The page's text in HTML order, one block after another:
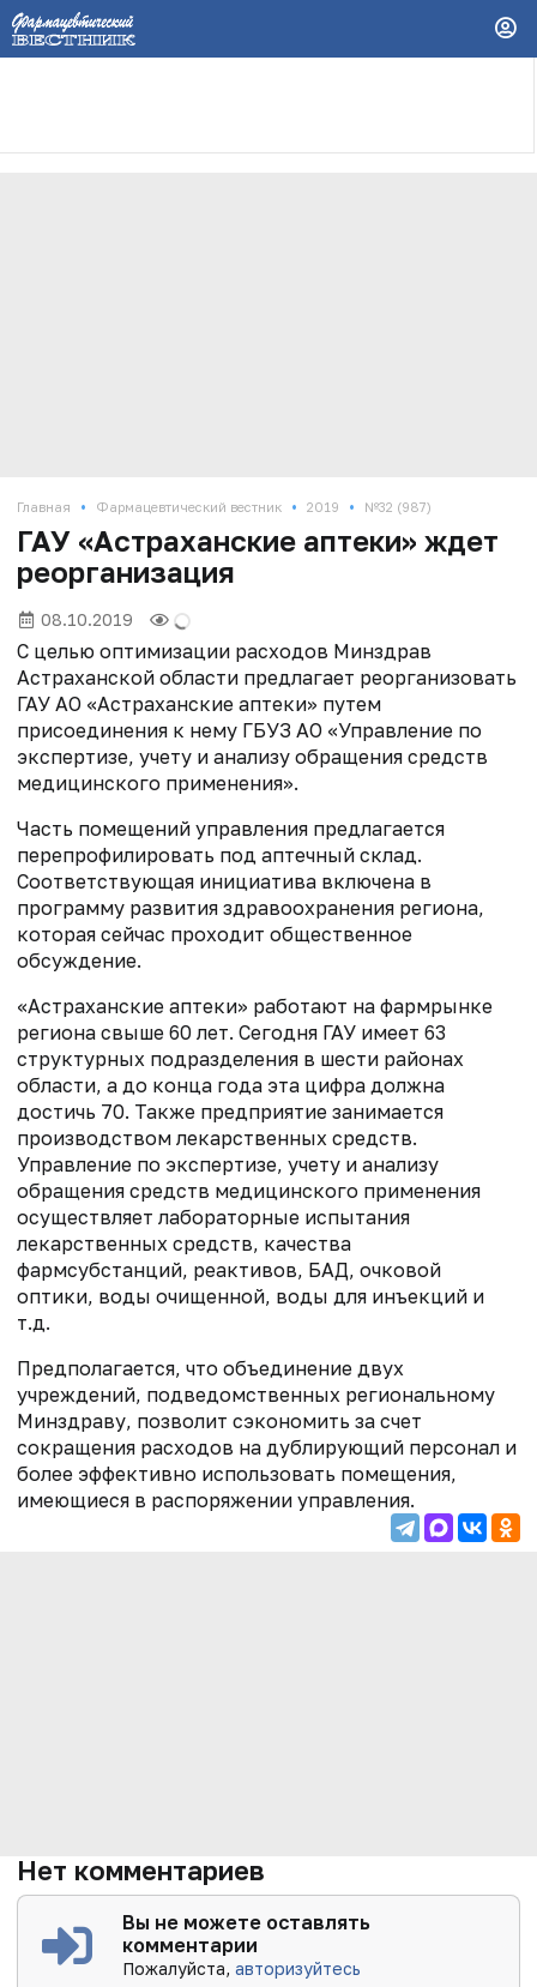
Главная • Фармацевтический вестник • 2019 • №32 (987)
ГАУ «Астраханские аптеки» ждет
реорганизация
08.10.2019
С целью оптимизации расходов Минздрав
Астраханской области предлагает реорганизовать
ГАУ АО «Астраханские аптеки» путем
присоединения к нему ГБУЗ АО «Управление по
экспертизе, учету и анализу обращения средств
медицинского применения».
Часть помещений управления предлагается
перепрофилировать под аптечный склад.
Соответствующая инициатива включена в
программу развития здравоохранения региона,
которая сейчас проходит общественное
обсуждение.
«Астраханские аптеки» работают на фармрынке
региона свыше 60 лет. Сегодня ГАУ имеет 63
структурных подразделения в шести районах
области, а до конца года эта цифра должна
достичь 70. Также предприятие занимается
производством лекарственных средств.
Управление по экспертизе, учету и анализу
обращения средств медицинского применения
осуществляет лабораторные испытания
лекарственных средств, качества
фармсубстанций, реактивов, БАД, очковой
оптики, воды очищенной, воды для инъекций и
т.д.
Предполагается, что объединение двух
учреждений, подведомственных региональному
Минздраву, позволит сэкономить за счет
сокращения расходов на дублирующий персонал и
более эффективно использовать помещения,
имеющиеся в распоряжении управления.
Нет комментариев
Вы не можете оставлять
комментарии
Пожалуйста,авторизуйтесь